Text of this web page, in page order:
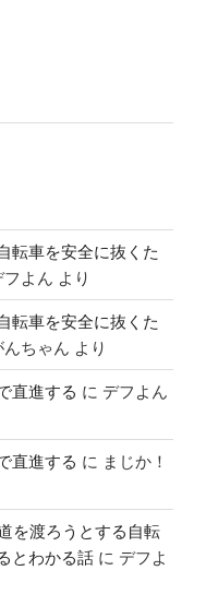
転車を安全に抜くた
フよん より
転車を安全に抜くた
んちゃん より
直進する に デフよん
直進する に まじか！
を渡ろうとする自転
とわかる話 に デフよ